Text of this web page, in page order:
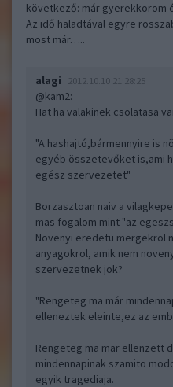
következő: már gyerekkorom
Az idő haladtával egyre
most már…..
alagi 2012.10.10 21:28:25
@kam2:
Hat ha valakinek csolatasa
"A hashajtó,bármennyire is
egyéb összetevőket is,ami
egész szervezetet"
Borzasztoan naiv a
mas fogalom mint "az
Novenyi eredetu mergekrol
anyagokrol, amik nem
szervezetnek jok?
"Rengeteg ma már
elleneztek eleinte,ez az
Rengeteg ma mar ellenzett
mindennapinak szamito
egyik tragediaja.